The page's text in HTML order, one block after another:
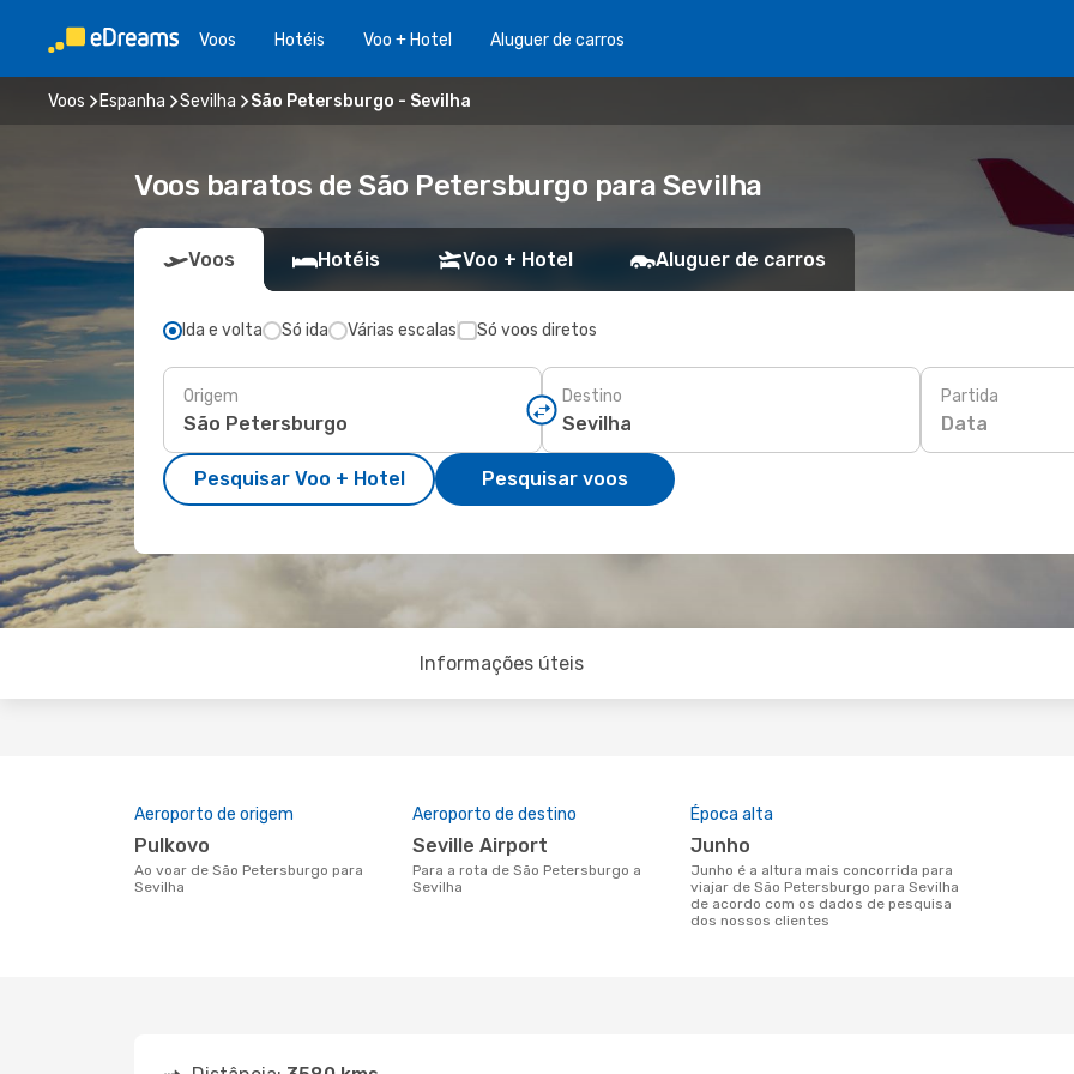
Voos Hotéis Voo + Hotel Aluguer de carros
Voos Espanha Sevilha São Petersburgo - Sevilha
Voos baratos de São Petersburgo para Sevilha
Voos Hotéis Voo + Hotel Aluguer de carros
Ida e volta Só ida Várias escalas Só voos diretos
Origem Destino Partida
Data
Pesquisar Voo + Hotel Pesquisar voos
Informações úteis
Aeroporto de origem
Pulkovo
Ao voar de São Petersburgo para
Sevilha
Aeroporto de destino
Seville Airport
Para a rota de São Petersburgo a
Sevilha
Época alta
junho
junho é a altura mais concorrida para
viajar de São Petersburgo para Sevilha
de acordo com os dados de pesquisa
dos nossos clientes